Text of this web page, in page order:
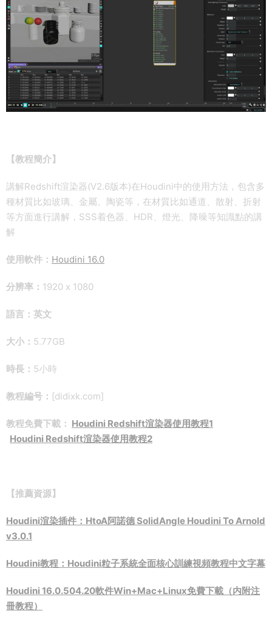
【教程簡介】
講解Redshift渲染器(V2.6版本)在Houdini中的使用方法，包含多
種材質比如玻璃、金屬、陶瓷等，在材質比如通道、散射、折射
等方面進行講解，SSS着色器、HDR、燈光、降噪等知識點的講
解
使用軟件： Houdini 16.0
分辨率： 1920 x 1080
語言：英文
大小： 5.77GB
時長： 5小時
教程編号： [didixk.com]
教程免費下載： Houdini Redshift渲染器使用教程1
Houdini Redshift渲染器使用教程2
【推薦資源】
Houdini渲染插件：HtoA阿諾德 SolidAngle Houdini To Arnold
v3.0.1
Houdini教程：Houdini粒子系統全面核心訓練視頻教程中文字幕
Houdini 16.0.504.20軟件Win+Mac+Linux免費下載（内附注
冊教程）